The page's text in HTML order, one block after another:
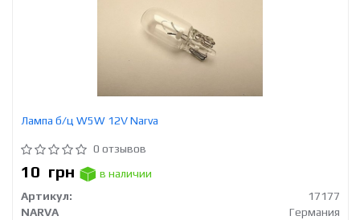
Лампа б/ц W5W 12V Narva
0 отзывов
10 грн
в наличии
Артикул:
17177
NARVA
Германия